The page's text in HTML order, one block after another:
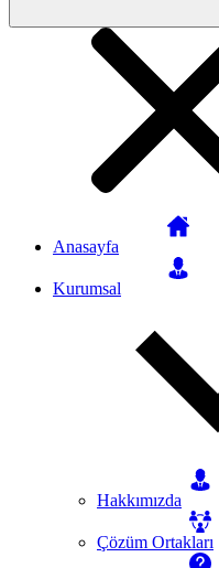
Anasayfa
Kurumsal
Hakkımızda
Çözüm Ortakları